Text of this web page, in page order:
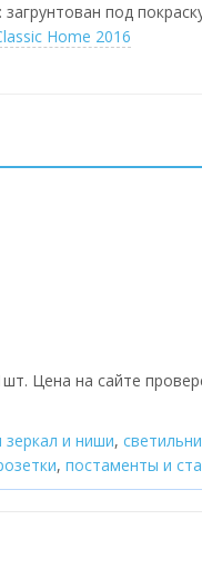
загрунтован под
Home 2016
Цена на сайте
и ниши,
, постаменты и